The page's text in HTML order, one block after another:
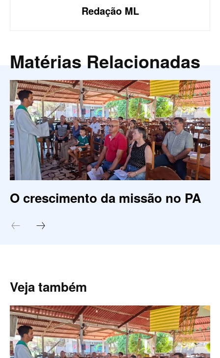
Redação ML
Matérias Relacionadas
O crescimento da missão no PA
Veja também